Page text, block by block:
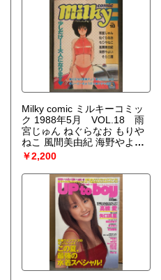
Milky comic ミルキーコミッ
ク 1988年5月 VOL.18 雨
宮じゅん ねぐらなお もりや
ねこ 風間美由紀 海野やよい
そら三鷹 KEN川崎 すずや那
￥2,200